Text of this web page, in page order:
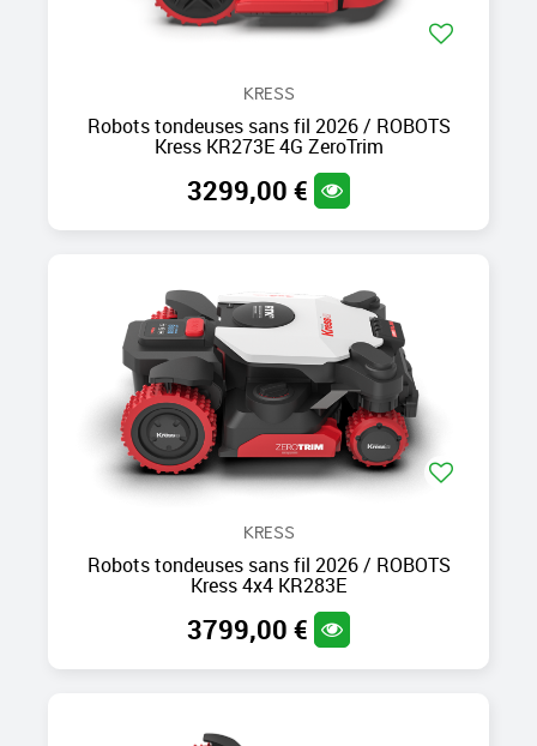
KRESS
Robots tondeuses sans fil 2026 / ROBOTS
Kress KR273E 4G ZeroTrim
3299,00 €
KRESS
Robots tondeuses sans fil 2026 / ROBOTS
Kress 4x4 KR283E
3799,00 €